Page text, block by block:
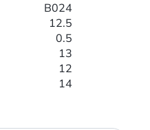
B024
12.5
0.5
13
12
14